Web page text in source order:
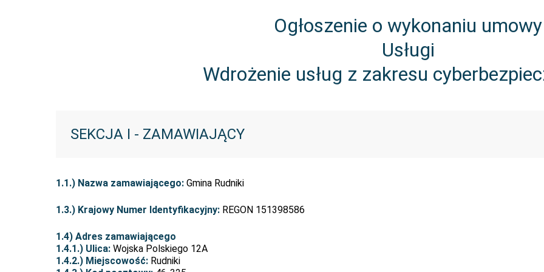
Ogłoszenie o wykonaniu umowy
Usługi
Wdrożenie usług z zakresu
SEKCJA I - ZAMAWIAJĄCY
1.1.) Nazwa zamawiającego: Gmina Rudniki
1.3.) Krajowy Numer Identyfikacyjny: REGON 151398586
1.4) Adres zamawiającego
1.4.1.) Ulica: Wojska Polskiego 12A
1.4.2.) Miejscowość: Rudniki